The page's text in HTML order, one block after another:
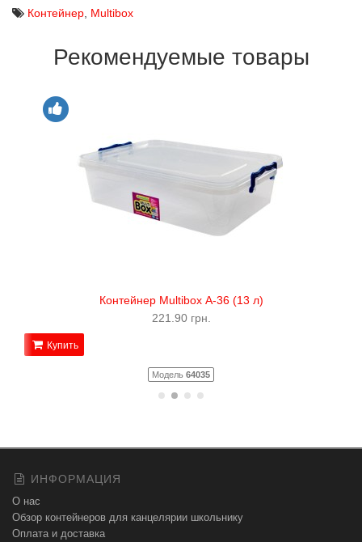
Контейнер Multibox
Рекомендуемые товары
Контейнер Multibox А-36 (13 л)
221.90 грн.
Купить
Модель 64035
ИНФОРМАЦИЯ
О нас
Обзор контейнеров для канцелярии школьнику
Оплата и доставка